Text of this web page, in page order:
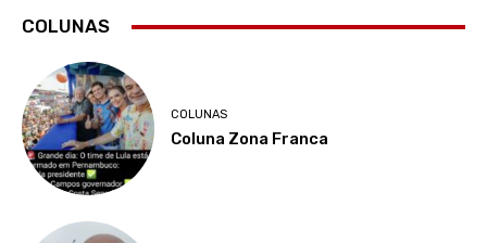
COLUNAS
COLUNAS
Coluna Zona Franca